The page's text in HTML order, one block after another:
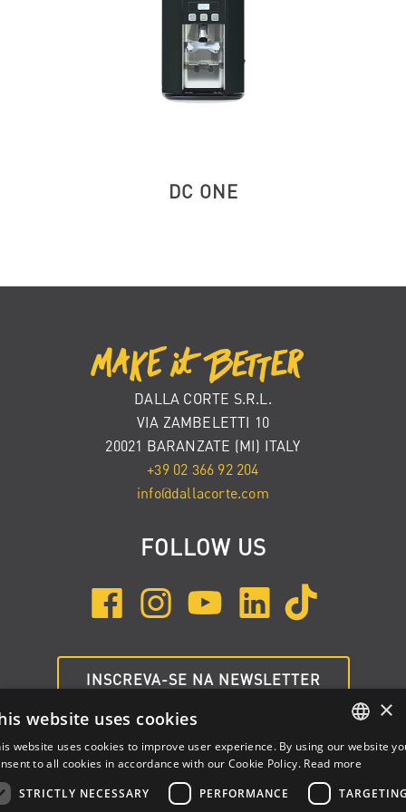
DC ONE
DALLA CORTE S.R.L.
VIA ZAMBELETTI 10
20021 BARANZATE (MI) ITALY
+39 02 366 92 204
info@dallacorte.com
FOLLOW US
INSCREVA-SE NA NEWSLETTER
ITALIAN
×
website uses cookies
website uses cookies to improve user experience. By using our website
to all cookies in accordance with our Cookie Policy. Read more
STRICTLY NECESSARY
PERFORMANCE